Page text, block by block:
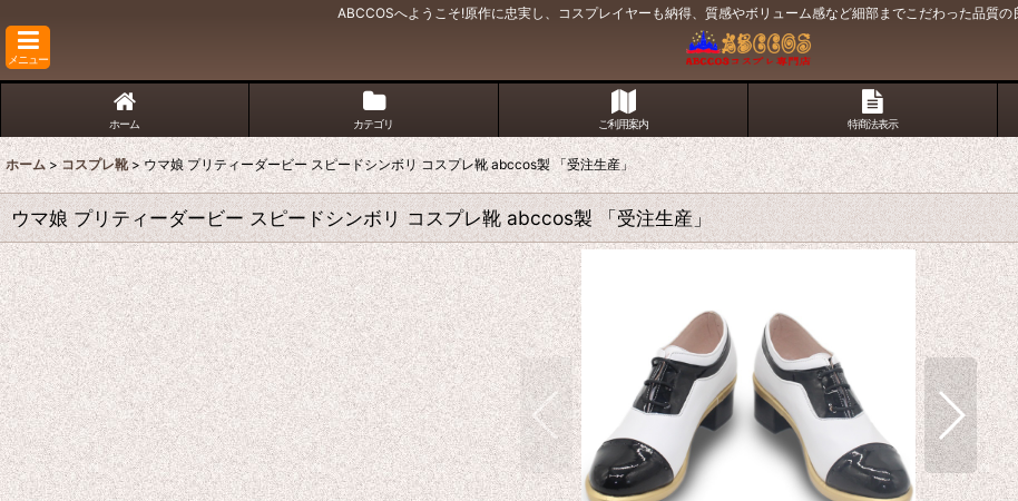
ABCCOSへようこそ!原作に忠実し、コスプレイヤーも納得、質感やボリューム感など細部までこだわった品質の
メニュー
ホーム カテゴリ ご利用案内 特商法表示
ホーム > コスプレ靴 > ウマ娘 プリティーダービー スピードシンボリ コスプレ靴 abccos製 「受注生産」
ウマ娘 プリティーダービー スピードシンボリ コスプレ靴 abccos製 「受注生産」